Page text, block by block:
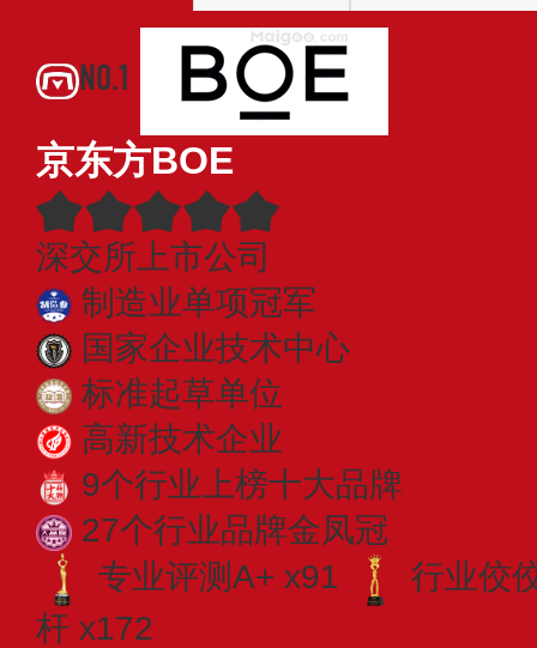
NO.1
京东方BOE
深交所上市公司
制造业单项冠军
国家企业技术中心
标准起草单位
高新技术企业
9个行业上榜十大品牌
27个行业品牌金凤冠
专业评测A+ x91
行业佼
杆 x172